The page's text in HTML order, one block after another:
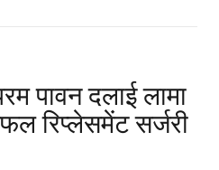
पावन दलाई लामा
रिप्लेसमेंट सर्जरी